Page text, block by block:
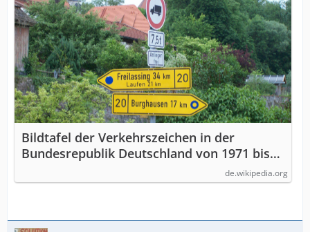
Bildtafel der Verkehrszeichen in der
Bundesrepublik Deutschland von 1971 bis
de.wikipedia.org